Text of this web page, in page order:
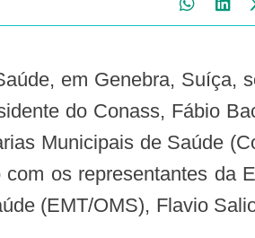
do Conass, Fábio
Municipais de Saúde
os representantes da
(EMT/OMS), Flavio